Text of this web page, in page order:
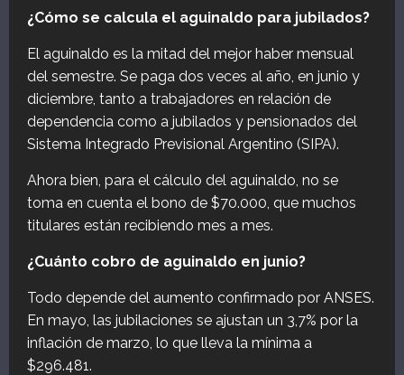
¿Cómo se calcula el aguinaldo para jubilados?
El aguinaldo es la mitad del mejor haber mensual
del semestre. Se paga dos veces al año, en junio y
diciembre, tanto a trabajadores en relación de
dependencia como a jubilados y pensionados del
Sistema Integrado Previsional Argentino (SIPA).
Ahora bien, para el cálculo del aguinaldo, no se
toma en cuenta el bono de $70.000, que muchos
titulares están recibiendo mes a mes.
¿Cuánto cobro de aguinaldo en junio?
Todo depende del aumento confirmado por ANSES.
En mayo, las jubilaciones se ajustan un 3,7% por la
inflación de marzo, lo que lleva la mínima a
$296.481.